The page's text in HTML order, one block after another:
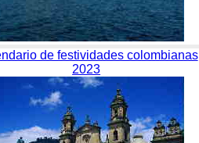
de festividades colombianas
2023